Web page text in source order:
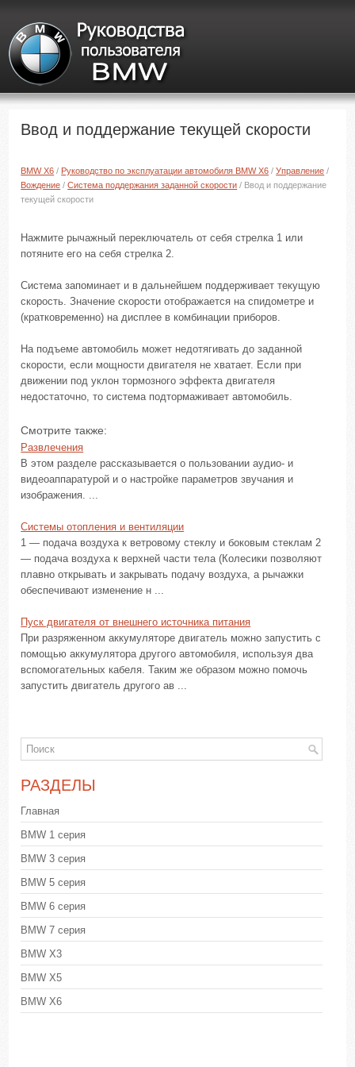
Ввод и поддержание текущей скорости
BMW X6 / Руководство по эксплуатации автомобиля BMW X6 /Управление /
Вождение /Система поддержания заданной скорости / Ввод и поддержание
текущей скорости
Нажмите рычажный переключатель от себя стрелка 1 или
потяните его на себя стрелка 2.
Система запоминает и в дальнейшем поддерживает текущую
скорость. Значение скорости отображается на спидометре и
(кратковременно) на дисплее в комбинации приборов.
На подъеме автомобиль может недотягивать до заданной
скорости, если мощности двигателя не хватает. Если при
движении под уклон тормозного эффекта двигателя
недостаточно, то система подтормаживает автомобиль.
Смотрите также:
Развлечения
В этом разделе рассказывается о пользовании аудио- и
видеоаппаратурой и о настройке параметров звучания и
изображения. ...
Системы отопления и вентиляции
1 — подача воздуха к ветровому стеклу и боковым стеклам 2
— подача воздуха к верхней части тела (Колесики позволяют
плавно открывать и закрывать подачу воздуха, а рычажки
обеспечивают изменение н ...
Пуск двигателя от внешнего источника питания
При разряженном аккумуляторе двигатель можно запустить с
помощью аккумулятора другого автомобиля, используя два
вспомогательных кабеля. Таким же образом можно помочь
запустить двигатель другого ав ...
РАЗДЕЛЫ
Главная
BMW 1 серия
BMW 3 серия
BMW 5 серия
BMW 6 серия
BMW 7 серия
BMW X3
BMW X5
BMW X6